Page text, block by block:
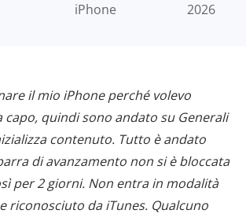
iPhone
2026
il mio iPhone perché volevo
capo, quindi sono andato su Generali
contenuto. Tutto è andato
di avanzamento non si è bloccata
per 2 giorni. Non entra in modalità
riconosciuto da iTunes. Qualcuno